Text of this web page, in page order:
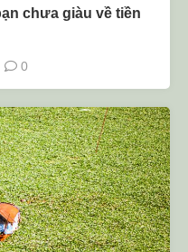
chưa giàu về tiền
0